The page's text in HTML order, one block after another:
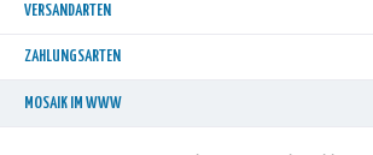
VERSANDARTEN
ZAHLUNGSARTEN
MOSAIK IM WWW